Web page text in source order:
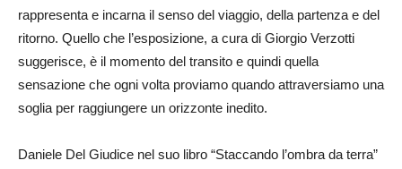
rappresenta e incarna il senso del viaggio, della partenza e del
ritorno. Quello che l’esposizione, a cura di Giorgio Verzotti
suggerisce, è il momento del transito e quindi quella
sensazione che ogni volta proviamo quando attraversiamo una
soglia per raggiungere un orizzonte inedito.
Daniele Del Giudice nel suo libro “Staccando l’ombra da terra”